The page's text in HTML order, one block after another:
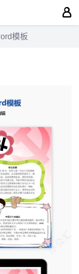
模板